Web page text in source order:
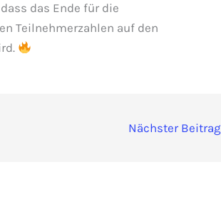
das Ende für die
Teilnehmerzahlen auf den
Nächster Beitrag